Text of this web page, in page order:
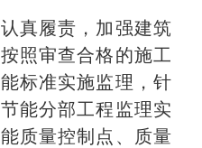
真履责，加强建筑
照审查合格的施工
标准实施监理，针
能分部工程监理实
质量控制点、质量